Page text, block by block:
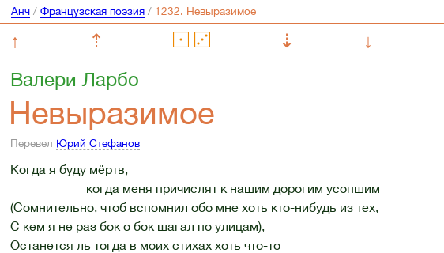
Анч/ Французская поэзия/
↑ ⇡ ⇣
↓
Валери Ларбо
Невыразимое
Перевел Юрий Стефанов
Когда я буду мёртв,
когда меня причислят к нашим дорогим усопшим
(Сомнительно, чтоб вспомнил обо мне хоть кто-нибудь из тех,
С кем я не раз бок о бок шагал по улицам),
Останется ль тогда в моих стихах хоть что-то